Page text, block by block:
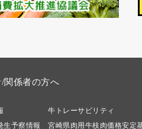
関係者の方へ
生予察情報
牛トレーサビリティ
宮崎県肉用牛枝肉価格安定